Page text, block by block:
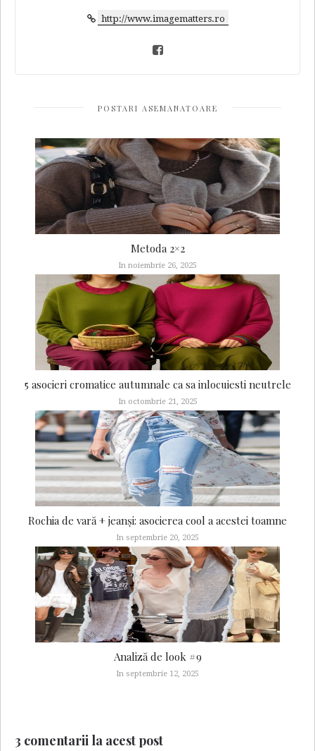
http://www.imagematters.ro
POSTARI ASEMANATOARE
Metoda 2×2
In noiembrie 26, 2025
5 asocieri cromatice autumnale ca sa inlocuiesti neutrele
In octombrie 21, 2025
Rochia de vară + jeanși: asocierea cool a acestei toamne
In septembrie 20, 2025
Analiză de look #9
In septembrie 12, 2025
3 comentarii la acest post